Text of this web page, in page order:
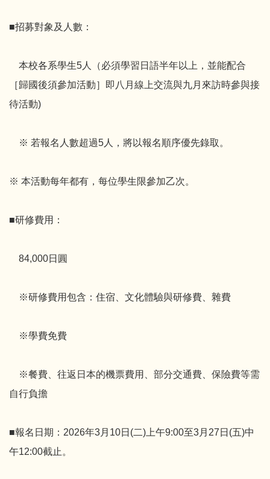
■招募對象及人數：
本校各系學生5人（必須學習日語半年以上，並能配合
［歸國後須參加活動］即八月線上交流與九月來訪時參與接
待活動)
※ 若報名人數超過5人，將以報名順序優先錄取。
※ 本活動每年都有，每位學生限參加乙次。
■研修費用：
84,000日圓
※研修費用包含：住宿、文化體驗與研修費、雜費
※學費免費
※餐費、往返日本的機票費用、部分交通費、保險費等需
自行負擔
■報名日期：2026年3月10日(二)上午9:00至3月27日(五)中
午12:00截止。